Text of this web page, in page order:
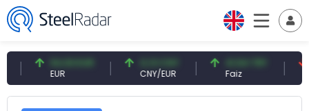
EUR 0,13 CNY
CNY/EUR
41,54 TRY
Faiz
79,73 USD